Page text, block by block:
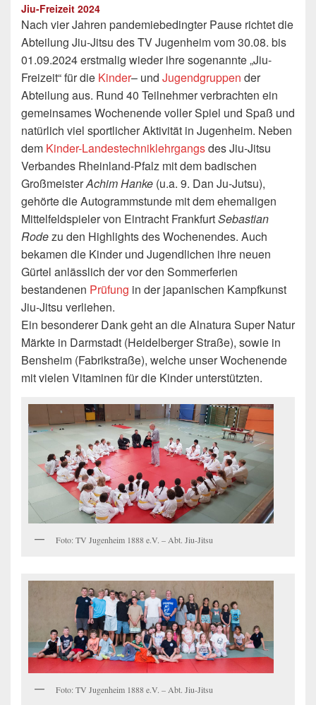
Jiu-Freizeit 2024
Nach vier Jahren pandemiebedingter Pause richtet die
Abteilung Jiu-Jitsu des TV Jugenheim vom 30.08. bis
01.09.2024 erstmalig wieder ihre sogenannte „Jiu-
Freizeit“ für die Kinder– und Jugendgruppen der
Abteilung aus. Rund 40 Teilnehmer verbrachten ein
gemeinsames Wochenende voller Spiel und Spaß und
natürlich viel sportlicher Aktivität in Jugenheim. Neben
dem Kinder-Landestechniklehrgangsdes Jiu-Jitsu
Verbandes Rheinland-Pfalz mit dem badischen
GroßmeisterAchim Hanke (u.a. 9. Dan Ju-Jutsu),
gehörte die Autogrammstunde mit dem ehemaligen
Mittelfeldspieler von Eintracht FrankfurtSebastian
Rodezu den Highlights des Wochenendes. Auch
bekamen die Kinder und Jugendlichen ihre neuen
Gürtel anlässlich der vor den Sommerferien
bestandenen Prüfung in der japanischen Kampfkunst
Jiu-Jitsu verliehen.
Ein besonderer Dank geht an die Alnatura Super Natur
Märkte in Darmstadt (Heidelberger Straße), sowie in
Bensheim (Fabrikstraße), welche unser Wochenende
mit vielen Vitaminen für die Kinder unterstützten.
Foto: TV Jugenheim 1888 e.V. – Abt. Jiu-Jitsu
Foto: TV Jugenheim 1888 e.V. – Abt. Jiu-Jitsu